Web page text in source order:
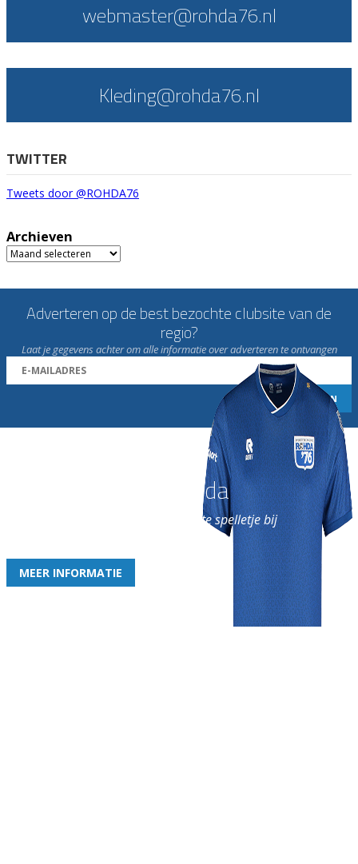
webmaster@rohda76.nl
Kleding@rohda76.nl
TWITTER
Tweets door @ROHDA76
Archieven
Archieven
Adverteren op de best bezochte clubsite van de
regio?
Laat je gegevens achter om alle informatie over adverteren te ontvangen
Word nu lid van Rohda
en geniet iedere week van het leukste spelletje bij
MEER INFORMATIE